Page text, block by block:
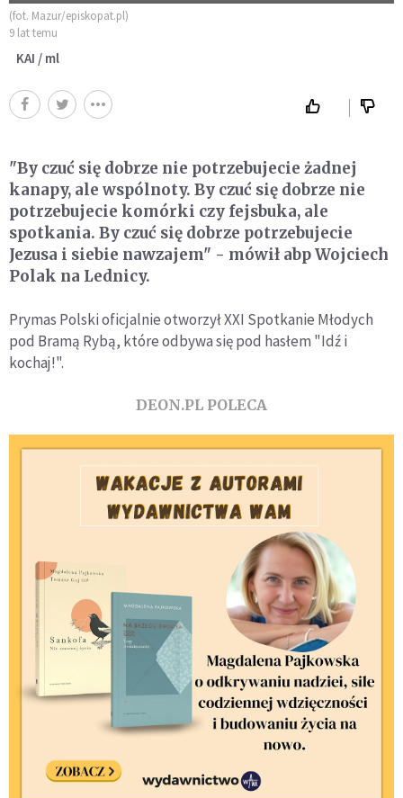
(fot. Mazur/episkopat.pl)
9 lat temu
KAI / ml
"By czuć się dobrze nie potrzebujecie żadnej
kanapy, ale wspólnoty. By czuć się dobrze nie
potrzebujecie komórki czy fejsbuka, ale
spotkania. By czuć się dobrze potrzebujecie
Jezusa i siebie nawzajem" - mówił abp Wojciech
Polak na Lednicy.
Prymas Polski oficjalnie otworzył XXI Spotkanie Młodych
pod Bramą Rybą, które odbywa się pod hasłem "Idź i
kochaj!".
DEON.PL POLECA